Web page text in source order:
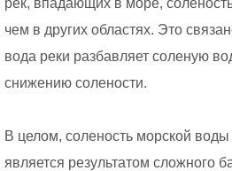
чем в других областях. Это
вода реки разбавляет соленую
снижению солености.
В целом, соленость морской
является результатом сложного